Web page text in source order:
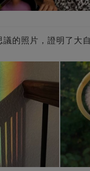
議的照片，證明了大